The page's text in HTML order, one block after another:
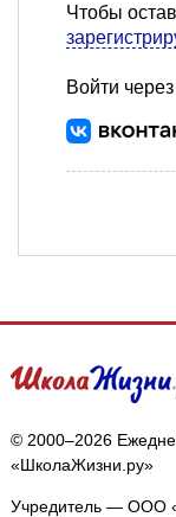
Чтобы
Войти
© 2000–2026
«ШколаЖизни.ру»
Учредитель — ООО